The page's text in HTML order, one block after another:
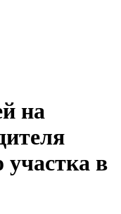
на
участка в